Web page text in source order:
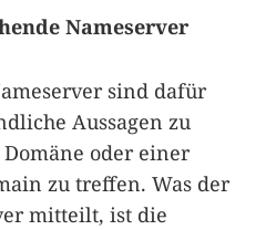
Nameserver
sind dafür
Aussagen zu
oder einer
zu treffen. Was der
mitteilt, ist die